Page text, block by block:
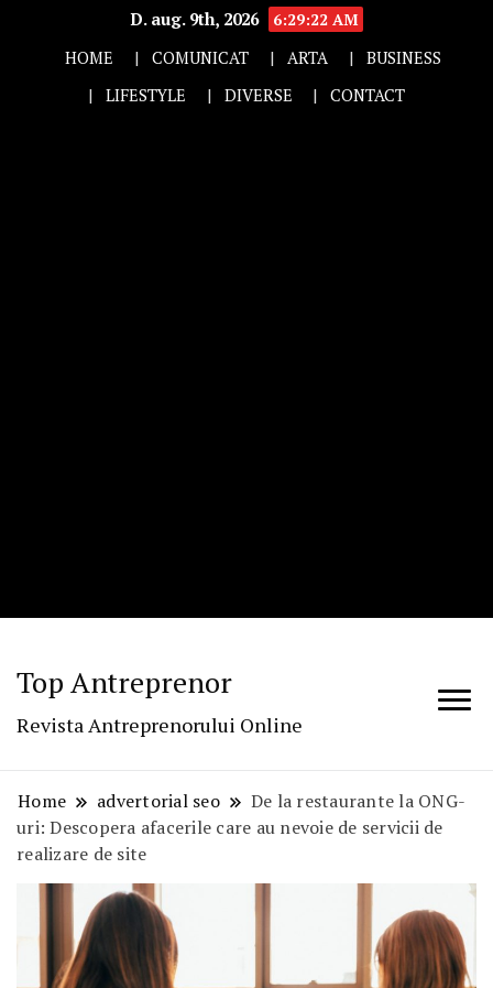
D. aug. 9th, 2026
6:29:23 AM
HOME
COMUNICAT ARTA
BUSINESS
LIFESTYLE
DIVERSE CONTACT
Top Antreprenor
Revista Antreprenorului Online
Home advertorial seo
De la restaurante la ONG-
uri: Descopera afacerile care au nevoie de servicii de
realizare de site